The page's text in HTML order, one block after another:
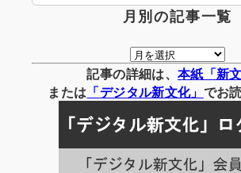
月別の記事一覧
月
別
の
事
一
覧
記事の詳細は、 本紙「新
または 「デジタル新文化」 でお